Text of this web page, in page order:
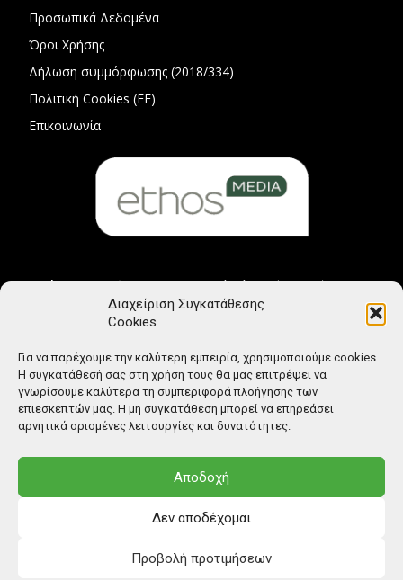
Διαχείριση Συγκατάθεσης
Cookies
Για να παρέχουμε την καλύτερη εμπειρία, χρησιμοποιούμε cookies.
Η συγκατάθεσή σας στη χρήση τους θα μας επιτρέψει να
γνωρίσουμε καλύτερα τη συμπεριφορά πλοήγησης των
επιεσκεπτών μας. Η μη συγκατάθεση μπορεί να επηρεάσει
αρνητικά ορισμένες λειτουργίες και δυνατότητες.
Αποδοχή
Δεν αποδέχομαι
Προβολή προτιμήσεων
Προσωπικά Δεδομένα
Όροι Χρήσης
Δήλωση συμμόρφωσης (2018/334)
Πολιτική Cookies (ΕΕ)
Επικοινωνία
Μέλος Μητρώου Ηλεκτρονικού Τύπου (242225)
© Copyright: Ethos Media S.A.